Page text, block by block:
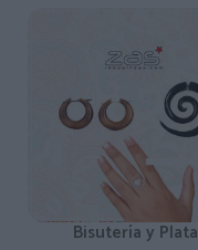
Bisutería y Plata